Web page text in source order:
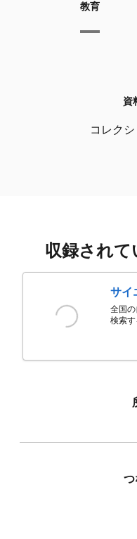
教育
資
コレク
収録されて
サイ
全国
検索す
つ